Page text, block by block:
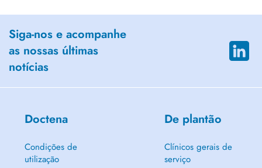
Siga-nos e acompanhe
as nossas últimas
notícias
Doctena
Condições de
utilização
De plantão
Clínicos gerais de
serviço